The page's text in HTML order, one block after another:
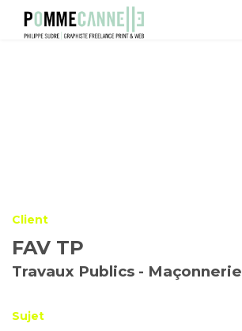
Client
FAV TP
Travaux Publics - Maçonnerie
Sujet